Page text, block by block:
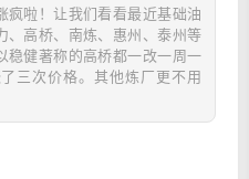
疯啦！让我们看看最近基础油
、高桥、南炼、惠州、泰州等
稳健著称的高桥都一改一周一
三次价格。其他炼厂更不用